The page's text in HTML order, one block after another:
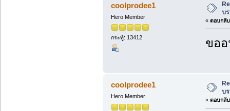
coolprodee1
Hero Member
กระทู้: 13412
บ
« ตอบกลั
ขอ
coolprodee1
Hero Member
บ
« ตอบกลั